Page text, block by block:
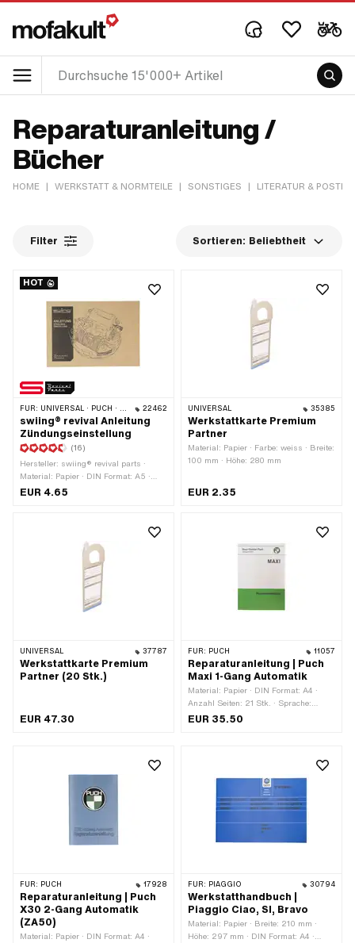
Reparaturanleitung /
Bücher
HOME | WERKSTATT & NORMTEILE | SONSTIGES | LITERATUR & POSTER
Filter Sortieren: Beliebtheit
HOT
FÜR: UNIVERSAL · PUCH · SACHS · PIAGGIO · ZÜNDAPP BELMONDO 22462
swiing® revival Anleitung
Zündungseinstellung
(16)
Hersteller: swiing® revival parts ·
Material: Papier · DIN Format: A5 ·
Anzahl Seiten: 17 Stk. · Sprache:
EUR 4.65
UNIVERSAL 35385
Werkstattkarte Premium
Partner
Material: Papier · Farbe: weiss · Breite:
100 mm · Höhe: 280 mm
EUR 2.35
UNIVERSAL 37787
Werkstattkarte Premium
Partner (20 Stk.)
EUR 47.30
FÜR: PUCH 11057
Reparaturanleitung | Puch
Maxi 1-Gang Automatik
Material: Papier · DIN Format: A4 ·
Anzahl Seiten: 21 Stk. · Sprache:
Deutsch
EUR 35.50
FÜR: PUCH 17928
Reparaturanleitung | Puch
X30 2-Gang Automatik
(ZA50)
Material: Papier · DIN Format: A4 ·
FÜR: PIAGGIO 30794
Werkstatthandbuch |
Piaggio Ciao, SI, Bravo
Material: Papier · Breite: 210 mm ·
Höhe: 297 mm · DIN Format: A4 ·